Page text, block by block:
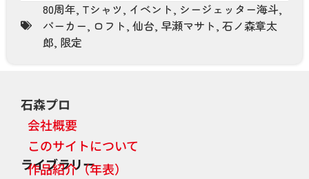
80周年, Tシャツ, イベント, シージェッター海斗,
パーカー, ロフト, 仙台, 早瀬マサト, 石ノ森章太
郎, 限定
石森プロ
会社概要
このサイトについて
ライブラリー
作品紹介（年表）